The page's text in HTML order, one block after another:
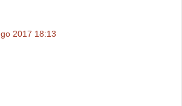
2017 18:13